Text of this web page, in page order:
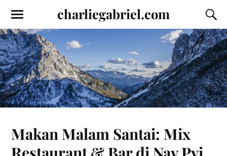
charliegabriel.com
Makan Malam Santai: Mix